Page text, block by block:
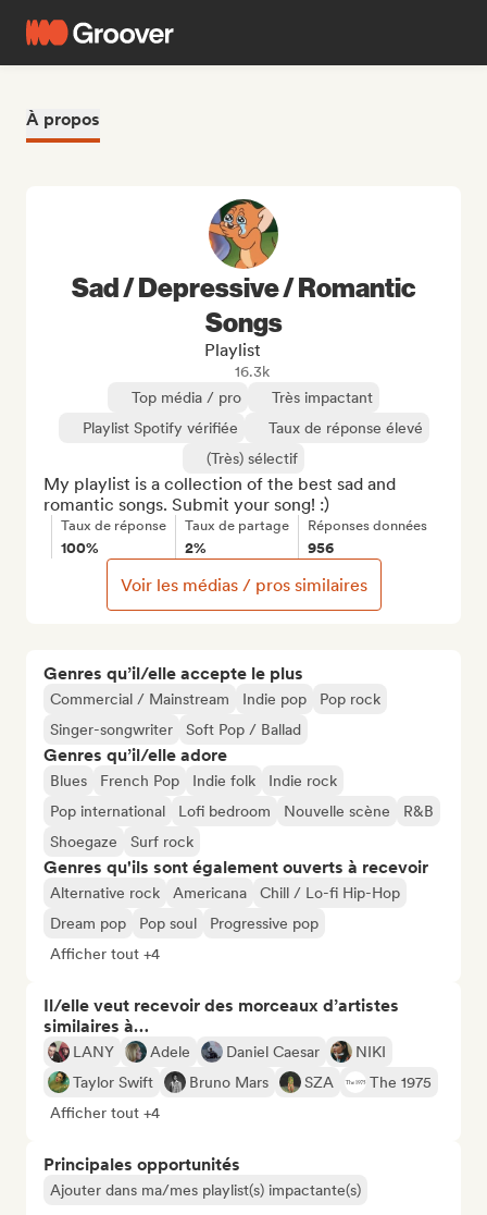
À propos
Genres qu’il/elle accepte le plus
Commercial / Mainstream Indie pop
Pop rock
Singer-songwriter
Soft Pop / Ballad
Genres qu’il/elle adore
Blues French Pop Indie folk
Indie rock
Pop international
Lofi bedroom Nouvelle scène
R&B
Shoegaze
Surf rock
Genres qu'ils sont également ouverts à recevoir
Alternative rock Americana
Chill / Lo-fi Hip-Hop
Dream pop
Pop soul
Progressive pop
Afficher tout +4
Il/elle veut recevoir des morceaux d’artistes
similaires à…
LANY Adele Daniel Caesar
NIKI
Taylor Swift
Bruno Mars SZA
The 1975
Afficher tout +4
Principales opportunités
Ajouter dans ma/mes playlist(s) impactante(s)
Sad / Depressive / Romantic
Songs
Playlist
16.3k
Top média / pro
Très impactant
Playlist Spotify vérifiée
Taux de réponse élevé
(Très) sélectif
My playlist is a collection of the best sad and
romantic songs. Submit your song! :)
Taux de réponse
100%
Taux de partage
2%
Réponses données
956
Voir les médias / pros similaires